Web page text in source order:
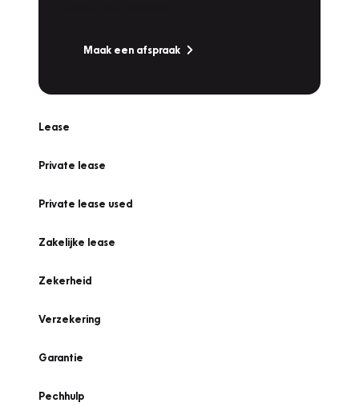
Maak een afspraak
Lease
Private lease
Private lease used
Zakelijke lease
Zekerheid
Verzekering
Garantie
Pechhulp